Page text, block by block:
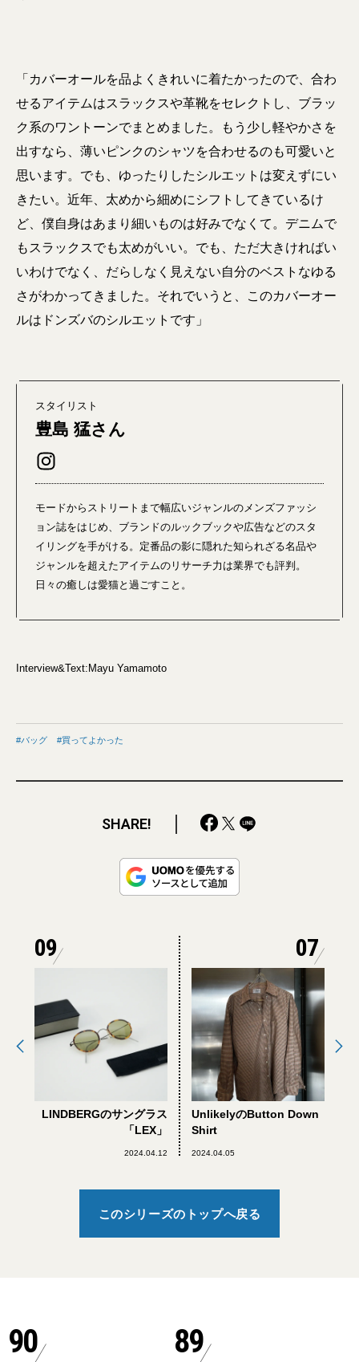
「カバーオールを品よくきれいに着たかったので、合わ
せるアイテムはスラックスや革靴をセレクトし、ブラッ
ク系のワントーンでまとめました。もう少し軽やかさを
出すなら、薄いピンクのシャツを合わせるのも可愛いと
思います。でも、ゆったりしたシルエットは変えずにい
きたい。近年、太めから細めにシフトしてきているけ
ど、僕自身はあまり細いものは好みでなくて。デニムで
もスラックスでも太めがいい。でも、ただ大きければい
いわけでなく、だらしなく見えない自分のベストなゆる
さがわかってきました。それでいうと、このカバーオー
ルはドンズバのシルエットです」
スタイリスト
豊島 猛さん
モードからストリートまで幅広いジャンルのメンズファッシ
ョン誌をはじめ、ブランドのルックブックや広告などのスタ
イリングを手がける。定番品の影に隠れた知られざる名品や
ジャンルを超えたアイテムのリサーチ力は業界でも評判。
日々の癒しは愛猫と過ごすこと。
Interview&Text:Mayu Yamamoto
バッグ 買ってよかった
SHARE!
09
LINDBERGのサングラス
「LEX」
2024.04.12
07
UnlikelyのButton Down
Shirt
2024.04.05
このシリーズのトップへ戻る
90 89